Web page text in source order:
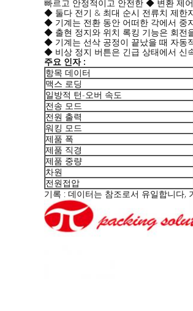
빠르고 안정적이고 안전한 ◆ 변환 제
◆ 둘다 전기 & 최대 순시 전류치 제한
◆ 기계는 전환 동안 어떠한 각에서 중
◆ 출현 정지와 위치 록킹 기능은 회전
◆ 기계는 선삭 공정이 끝났을 때 자동
◆ 비상 정지 버튼은 긴급 상태에서 신
주요 인자 :
항목 데이터
맥스 로딩
일방적 턴-오버 속도
전송 모드
전원 출력
워킹 모드
제품 폭
제품 직경
제품 중량
차원
전원접압
기록 : 데이터는 참조로서 유일합니다,